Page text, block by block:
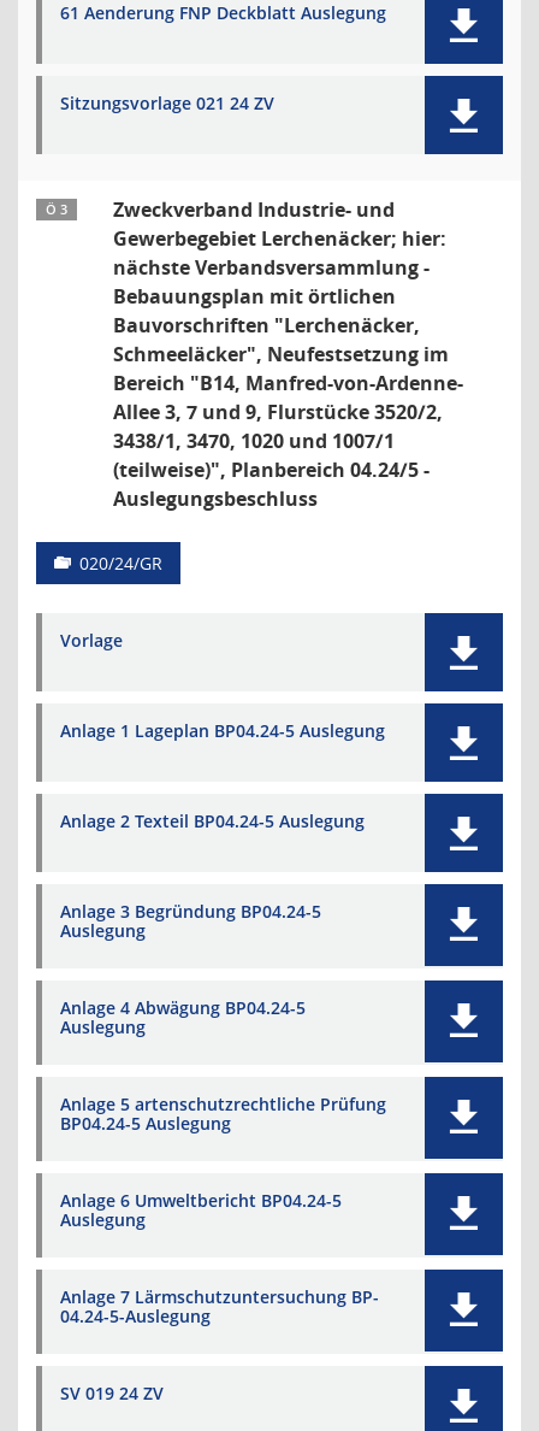
61 Aenderung FNP Deckblatt Auslegung
Sitzungsvorlage 021 24 ZV
Ö 3
Zweckverband Industrie- und
Gewerbegebiet Lerchenäcker; hier:
nächste Verbandsversammlung -
Bebauungsplan mit örtlichen
Bauvorschriften "Lerchenäcker,
Schmeeläcker", Neufestsetzung im
Bereich "B14, Manfred-von-Ardenne-
Allee 3, 7 und 9, Flurstücke 3520/2,
3438/1, 3470, 1020 und 1007/1
(teilweise)", Planbereich 04.24/5 -
Auslegungsbeschluss
020/24/GR
Vorlage
Anlage 1 Lageplan BP04.24-5 Auslegung
Anlage 2 Texteil BP04.24-5 Auslegung
Anlage 3 Begründung BP04.24-5
Auslegung
Anlage 4 Abwägung BP04.24-5
Auslegung
Anlage 5 artenschutzrechtliche Prüfung
BP04.24-5 Auslegung
Anlage 6 Umweltbericht BP04.24-5
Auslegung
Anlage 7 Lärmschutzuntersuchung BP-
04.24-5-Auslegung
SV 019 24 ZV